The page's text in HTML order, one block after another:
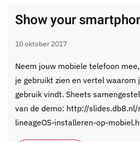
Show your
10 oktober 2017
Neem jouw mobiele telefoon
je gebruikt zien en vertel
gebruik vindt. Sheets
van de demo: http://
lineageOS-installeren-op-